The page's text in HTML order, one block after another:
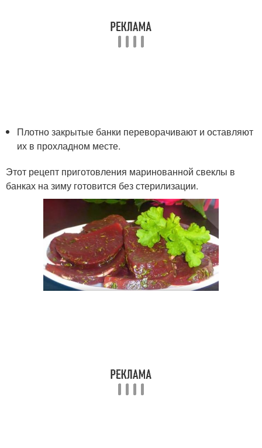
Плотно закрытые банки переворачивают и оставляют
их в прохладном месте.
Этот рецепт приготовления маринованной свеклы в
банках на зиму готовится без стерилизации.